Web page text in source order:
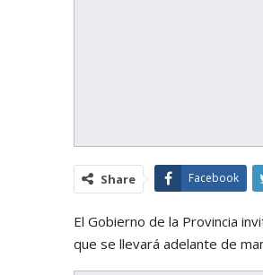
Share Facebook
El Gobierno de la Provincia
que se llevará adelante de